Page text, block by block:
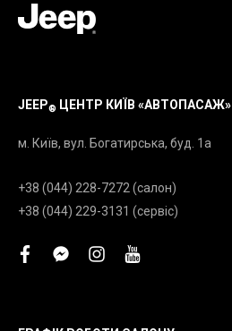
JEEP® ЦЕНТР КИЇВ «АВТОПАСАЖ»
м. Київ, вул. Богатирська, буд. 1а
+38 (044) 228-7272 (салон)
+38 (044) 229-3131 (сервіс)
facebookfacebook-
instagram
youtube